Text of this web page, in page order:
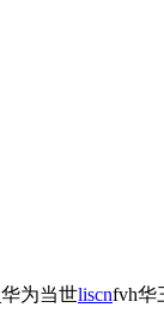
华为当世liscnfvh华